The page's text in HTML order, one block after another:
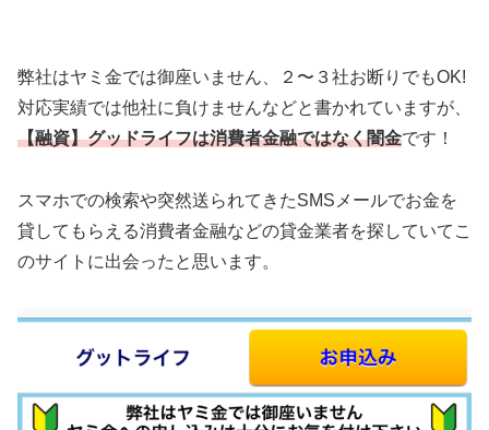
弊社はヤミ金では御座いません、２〜３社お断りでもOK!
対応実績では他社に負けませんなどと書かれていますが、
【融資】グッドライフは消費者金融ではなく闇金です！
スマホでの検索や突然送られてきたSMSメールでお金を
貸してもらえる消費者金融などの貸金業者を探していてこ
のサイトに出会ったと思います。